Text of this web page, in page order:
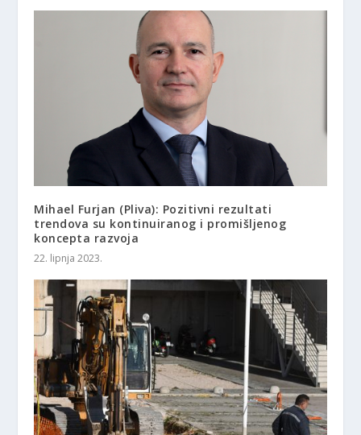
Mihael Furjan (Pliva): Pozitivni rezultati
trendova su kontinuiranog i promišljenog
koncepta razvoja
22. lipnja 2023.